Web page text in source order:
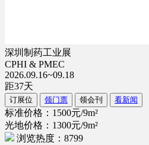
深圳制药工业展
CPHI & PMEC
2026.09.16~09.18
距37天
订展位 领门票 领会刊 看新闻
标准价格：1500元/9m²
光地价格：1300元/9m²
浏览热度：8799